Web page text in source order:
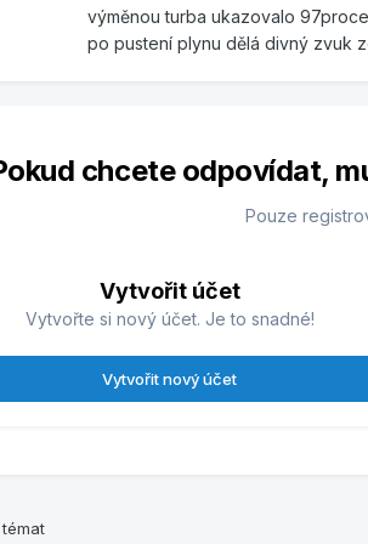
výměnou turba ukazovalo
po pustení plynu dělá divný zvuk
chcete odpovídat,
Pouze
Vytvořit účet
Vytvořte si nový účet. Je to snadné!
Vytvořit nový účet